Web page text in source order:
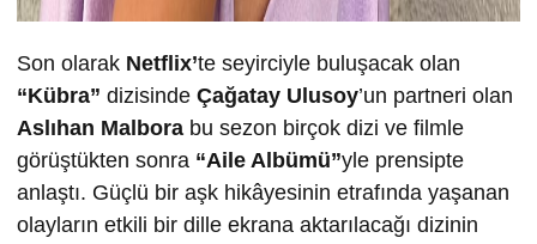
Son olarak Netflix’te seyirciyle buluşacak olan
“Kübra” dizisinde Çağatay Ulusoy’un partneri olan
Aslıhan Malbora bu sezon birçok dizi ve filmle
görüştükten sonra “Aile Albümü”yle prensipte
anlaştı. Güçlü bir aşk hikâyesinin etrafında yaşanan
olayların etkili bir dille ekrana aktarılacağı dizinin